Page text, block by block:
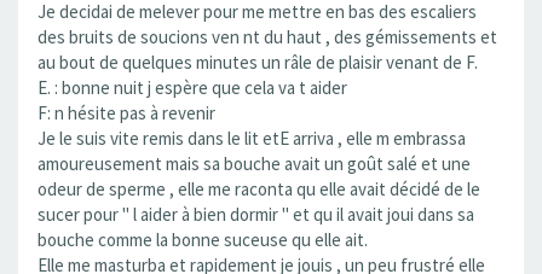
Je decidai de melever pour me mettre en bas des escaliers
des bruits de soucions ven nt du haut , des gémissements et
au bout de quelques minutes un râle de plaisir venant de F.
E. : bonne nuit j espère que cela va t aider
F: n hésite pas à revenir
Je le suis vite remis dans le lit etE arriva , elle m embrassa
amoureusement mais sa bouche avait un goût salé et une
odeur de sperme , elle me raconta qu elle avait décidé de le
sucer pour " l aider à bien dormir " et qu il avait joui dans sa
bouche comme la bonne suceuse qu elle ait.
Elle me masturba et rapidement je jouis , un peu frustré elle